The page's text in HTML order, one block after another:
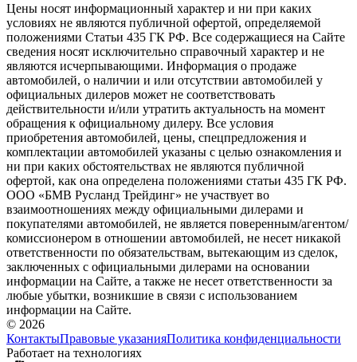
Цены носят информационный характер и ни при каких
условиях не являются публичной офертой, определяемой
положениями Статьи 435 ГК РФ. Все содержащиеся на Сайте
сведения носят исключительно справочный характер и не
являются исчерпывающими. Информация о продаже
автомобилей, о наличии и или отсутствии автомобилей у
официальных дилеров может не соответствовать
действительности и/или утратить актуальность на момент
обращения к официальному дилеру. Все условия
приобретения автомобилей, цены, спецпредложения и
комплектации автомобилей указаны с целью ознакомления и
ни при каких обстоятельствах не являются публичной
офертой, как она определена положениями статьи 435 ГК РФ.
ООО «БМВ Русланд Трейдинг» не участвует во
взаимоотношениях между официальными дилерами и
покупателями автомобилей, не является поверенным/агентом/
комиссионером в отношении автомобилей, не несет никакой
ответственности по обязательствам, вытекающим из сделок,
заключенных с официальными дилерами на основании
информации на Сайте, а также не несет ответственности за
любые убытки, возникшие в связи с использованием
информации на Сайте.
© 2026
КонтактыПравовые указанияПолитика конфиденциальности
Работает на технологиях